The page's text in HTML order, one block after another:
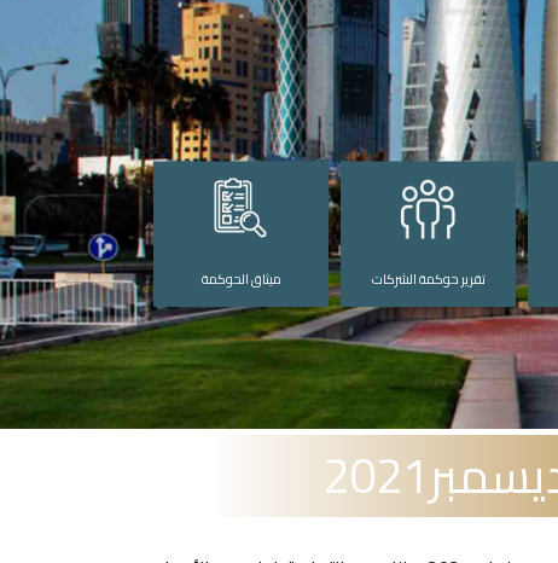
تقرير حوكمة الشركات ميثاق الحوكمة